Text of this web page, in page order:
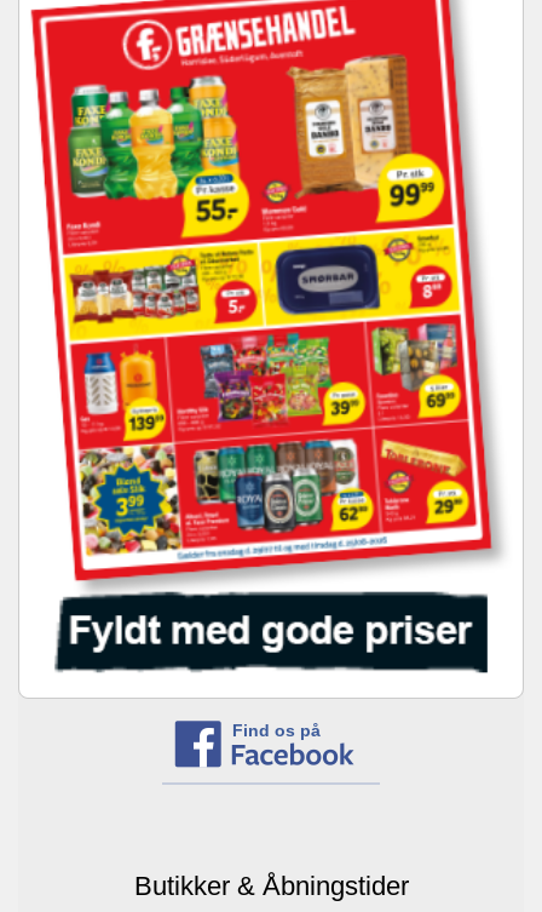
Find os på
Butikker & Åbningstider